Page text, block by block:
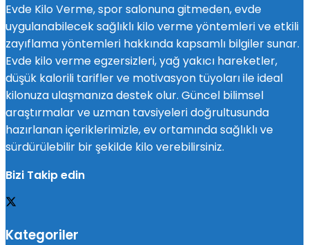
Evde Kilo Verme, spor salonuna gitmeden, evde
uygulanabilecek sağlıklı kilo verme yöntemleri ve etkili
zayıflama yöntemleri hakkında kapsamlı bilgiler sunar.
Evde kilo verme egzersizleri, yağ yakıcı hareketler,
düşük kalorili tarifler ve motivasyon tüyoları ile ideal
kilonuza ulaşmanıza destek olur. Güncel bilimsel
araştırmalar ve uzman tavsiyeleri doğrultusunda
hazırlanan içeriklerimizle, ev ortamında sağlıklı ve
sürdürülebilir bir şekilde kilo verebilirsiniz.
Bizi Takip edin
Kategoriler